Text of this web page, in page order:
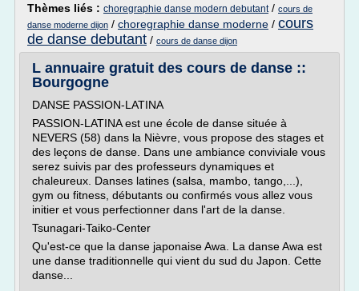
Thèmes liés : choregraphie danse modern debutant/ cours de
danse moderne dijon / choregraphie danse moderne / cours
de danse debutant / cours de danse dijon
L annuaire gratuit des cours de danse ::
Bourgogne
DANSE PASSION-LATINA
PASSION-LATINA est une école de danse située à
NEVERS (58) dans la Nièvre, vous propose des stages et
des leçons de danse. Dans une ambiance conviviale vous
serez suivis par des professeurs dynamiques et
chaleureux. Danses latines (salsa, mambo, tango,...),
gym ou fitness, débutants ou confirmés vous allez vous
initier et vous perfectionner dans l'art de la danse.
Tsunagari-Taiko-Center
Qu'est-ce que la danse japonaise Awa. La danse Awa est
une danse traditionnelle qui vient du sud du Japon. Cette
danse...